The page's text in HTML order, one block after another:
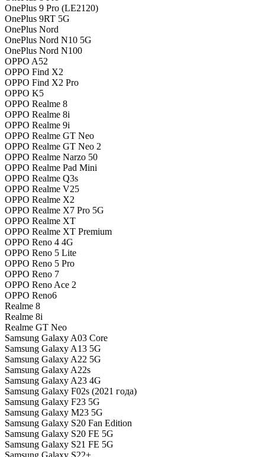
OnePlus 9 Pro (LE2120)
OnePlus 9RT 5G
OnePlus Nord
OnePlus Nord N10 5G
OnePlus Nord N100
OPPO A52
OPPO Find X2
OPPO Find X2 Pro
OPPO K5
OPPO Realme 8
OPPO Realme 8i
OPPO Realme 9i
OPPO Realme GT Neo
OPPO Realme GT Neo 2
OPPO Realme Narzo 50
OPPO Realme Pad Mini
OPPO Realme Q3s
OPPO Realme V25
OPPO Realme X2
OPPO Realme X7 Pro 5G
OPPO Realme XT
OPPO Realme XT Premium
OPPO Reno 4 4G
OPPO Reno 5 Lite
OPPO Reno 5 Pro
OPPO Reno 7
OPPO Reno Ace 2
OPPO Reno6
Realme 8
Realme 8i
Realme GT Neo
Samsung Galaxy A03 Core
Samsung Galaxy A13 5G
Samsung Galaxy A22 5G
Samsung Galaxy A22s
Samsung Galaxy A23 4G
Samsung Galaxy F02s (2021 года)
Samsung Galaxy F23 5G
Samsung Galaxy M23 5G
Samsung Galaxy S20 Fan Edition
Samsung Galaxy S20 FE 5G
Samsung Galaxy S21 FE 5G